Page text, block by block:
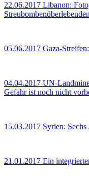
22.06.2017 Libanon:
05.06.2017 Gaza-
04.04.2017 UN-
Gefahr ist noch nicht
15.03.2017 Syrien:
21.01.2017 Ein